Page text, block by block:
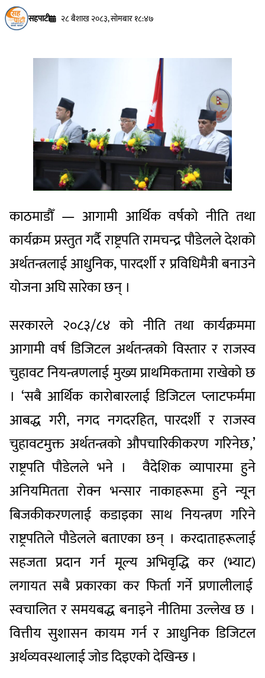
सहपाटी २८ बैशाख २०८३, सोमबार १८:४७
काठमाडौँ — आगामी आर्थिक वर्षको नीति तथा
कार्यक्रम प्रस्तुत गर्दै राष्ट्रपति रामचन्द्र पौडेलले देशको
अर्थतन्त्रलाई आधुनिक, पारदर्शी र प्रविधिमैत्री बनाउने
योजना अघि सारेका छन् ।
सरकारले २०८३/८४ को नीति तथा कार्यक्रममा
आगामी वर्ष डिजिटल अर्थतन्त्रको विस्तार र राजस्व
चुहावट नियन्त्रणलाई मुख्य प्राथमिकतामा राखेको छ
। ‘सबै आर्थिक कारोबारलाई डिजिटल प्लाटफर्ममा
आबद्ध गरी, नगद नगदरहित, पारदर्शी र राजस्व
चुहावटमुक्त अर्थतन्त्रको औपचारिकीकरण गरिनेछ,’
राष्ट्रपति पौडेलले भने । वैदेशिक व्यापारमा हुने
अनियमितता रोक्न भन्सार नाकाहरूमा हुने न्यून
बिजकीकरणलाई कडाइका साथ नियन्त्रण गरिने
राष्ट्रपतिले पौडेलले बताएका छन् । करदाताहरूलाई
सहजता प्रदान गर्न मूल्य अभिवृद्धि कर (भ्याट)
लगायत सबै प्रकारका कर फिर्ता गर्ने प्रणालीलाई
स्वचालित र समयबद्ध बनाइने नीतिमा उल्लेख छ ।
वित्तीय सुशासन कायम गर्न र आधुनिक डिजिटल
अर्थव्यवस्थालाई जोड दिइएको देखिन्छ ।